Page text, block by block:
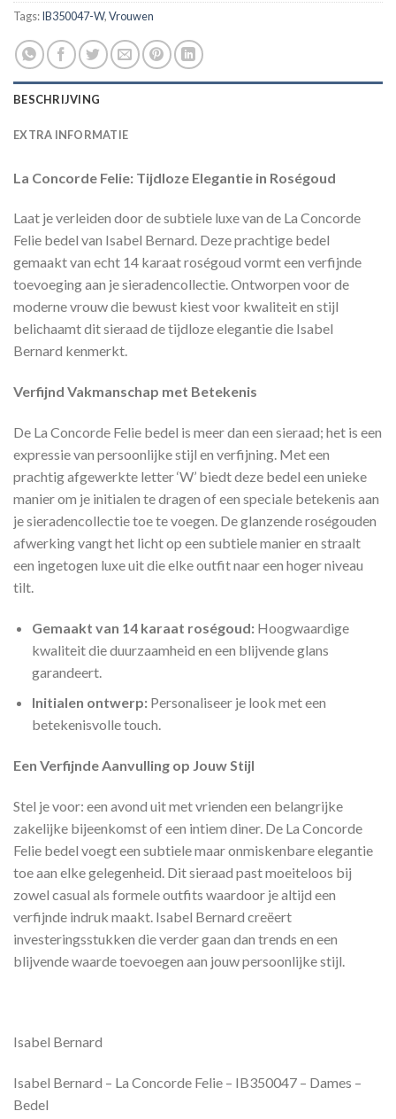
Tags:IB350047-W,Vrouwen
BESCHRIJVING
EXTRA INFORMATIE
La Concorde Felie: Tijdloze Elegantie in Roségoud
Laat je verleiden door de subtiele luxe van de La Concorde
Felie bedel van Isabel Bernard. Deze prachtige bedel
gemaakt van echt 14 karaat roségoud vormt een verfijnde
toevoeging aan je sieradencollectie. Ontworpen voor de
moderne vrouw die bewust kiest voor kwaliteit en stijl
belichaamt dit sieraad de tijdloze elegantie die Isabel
Bernard kenmerkt.
Verfijnd Vakmanschap met Betekenis
De La Concorde Felie bedel is meer dan een sieraad; het is een
expressie van persoonlijke stijl en verfijning. Met een
prachtig afgewerkte letter ‘W’ biedt deze bedel een unieke
manier om je initialen te dragen of een speciale betekenis aan
je sieradencollectie toe te voegen. De glanzende roségouden
afwerking vangt het licht op een subtiele manier en straalt
een ingetogen luxe uit die elke outfit naar een hoger niveau
tilt.
Gemaakt van 14 karaat roségoud:Hoogwaardige
kwaliteit die duurzaamheid en een blijvende glans
garandeert.
Initialen ontwerp:Personaliseer je look met een
betekenisvolle touch.
Een Verfijnde Aanvulling op Jouw Stijl
Stel je voor: een avond uit met vrienden een belangrijke
zakelijke bijeenkomst of een intiem diner. De La Concorde
Felie bedel voegt een subtiele maar onmiskenbare elegantie
toe aan elke gelegenheid. Dit sieraad past moeiteloos bij
zowel casual als formele outfits waardoor je altijd een
verfijnde indruk maakt. Isabel Bernard creëert
investeringsstukken die verder gaan dan trends en een
blijvende waarde toevoegen aan jouw persoonlijke stijl.
Isabel Bernard
Isabel Bernard – La Concorde Felie – IB350047 – Dames –
Bedel